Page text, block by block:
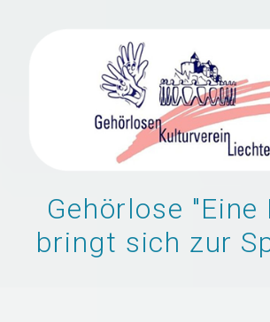
Gehörlose "Eine
bringt sich zur